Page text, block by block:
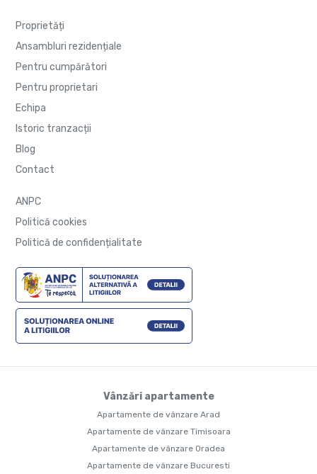
Proprietăți
Ansambluri rezidențiale
Pentru cumpărători
Pentru proprietari
Echipa
Istoric tranzacții
Blog
Contact
ANPC
Politică cookies
Politică de confidențialitate
Vânzări apartamente
Apartamente de vânzare Arad
Apartamente de vânzare Timisoara
Apartamente de vânzare Oradea
Apartamente de vânzare Bucuresti